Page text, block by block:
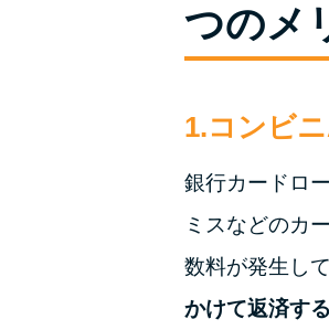
つのメ
1.コンビ
銀行カードロ
ミスなどのカ
数料が発生し
かけて返済す